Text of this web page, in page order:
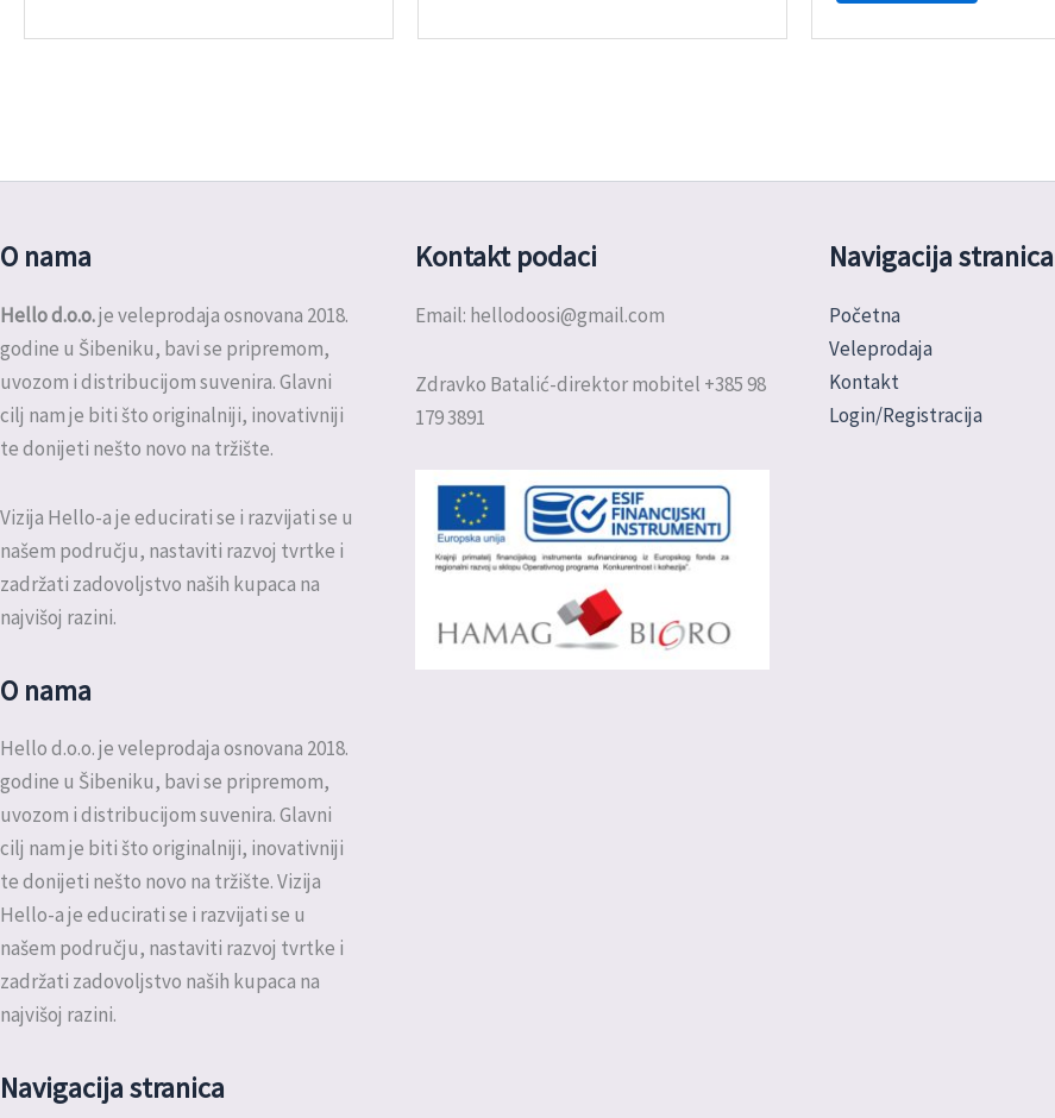
O nama
Hello d.o.o.je veleprodaja osnovana 2018.
godine u Šibeniku, bavi se pripremom,
uvozom i distribucijom suvenira. Glavni
cilj nam je biti što originalniji, inovativniji
te donijeti nešto novo na tržište.
Vizija Hello-a je educirati se i razvijati se u
našem području, nastaviti razvoj tvrtke i
zadržati zadovoljstvo naših kupaca na
najvišoj razini.
O nama
Hello d.o.o. je veleprodaja osnovana 2018.
godine u Šibeniku, bavi se pripremom,
uvozom i distribucijom suvenira. Glavni
cilj nam je biti što originalniji, inovativniji
te donijeti nešto novo na tržište. Vizija
Hello-a je educirati se i razvijati se u
našem području, nastaviti razvoj tvrtke i
zadržati zadovoljstvo naših kupaca na
najvišoj razini.
Navigacija stranica
Kontakt podaci
Email: hellodoosi@gmail.com
Zdravko Batalić-direktor mobitel +385 98
179 3891
Navigacija stranica
Početna
Veleprodaja
Kontakt
Login/Registracija